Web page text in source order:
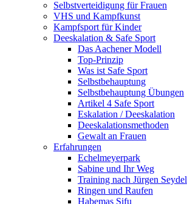
Selbstverteidigung für Frauen
VHS und Kampfkunst
Kampfsport für Kinder
Deeskalation & Safe Sport
Das Aachener Modell
Top-Prinzip
Was ist Safe Sport
Selbstbehauptung
Selbstbehauptung Übungen
Artikel 4 Safe Sport
Eskalation / Deeskalation
Deeskalationsmethoden
Gewalt an Frauen
Erfahrungen
Echelmeyerpark
Sabine und Ihr Weg
Training nach Jürgen Seydel
Ringen und Raufen
Habemas Sifu